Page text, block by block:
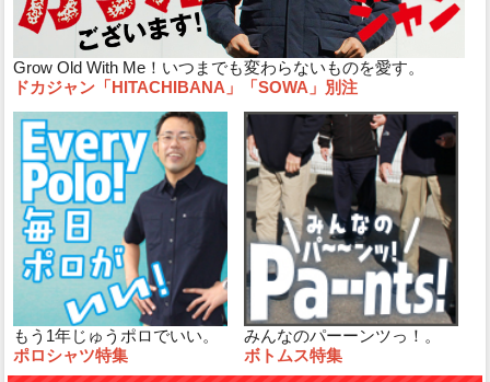
Grow Old With Me！いつまでも変わらないものを愛す。
ドカジャン「HITACHIBANA」「SOWA」別注
もう1年じゅうポロでいい。
ポロシャツ特集
みんなのパーーンツっ！。
ボトムス特集